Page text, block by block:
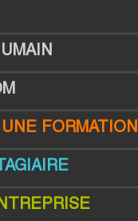
FORMATION